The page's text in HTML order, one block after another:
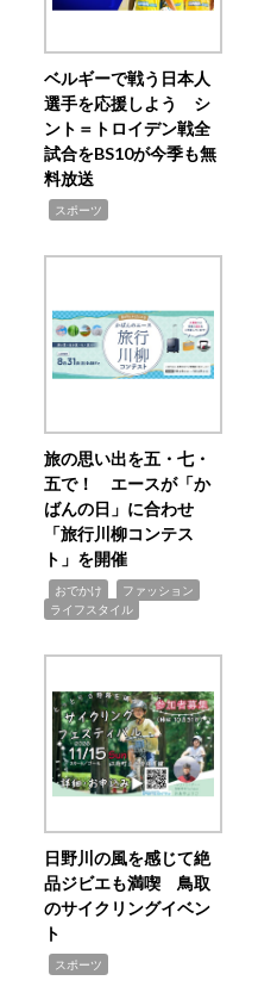
ベルギーで戦う日本人
選手を応援しよう シ
ント＝トロイデン戦全
試合をBS10が今季も無
料放送
スポーツ
旅の思い出を五・七・
五で！ エースが「か
ばんの日」に合わせ
「旅行川柳コンテス
ト」を開催
おでかけ ファッション
ライフスタイル
日野川の風を感じて絶
品ジビエも満喫 鳥取
のサイクリングイベン
ト
スポーツ